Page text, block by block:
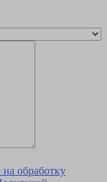
на обработку